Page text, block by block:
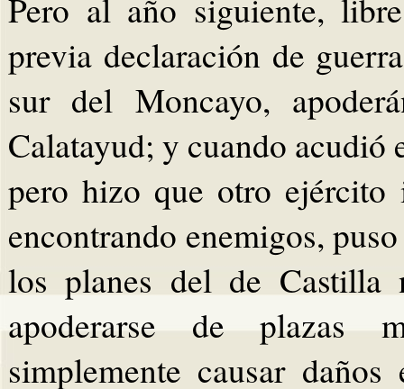
Pero al año siguiente,
previa declaración de
sur del Moncayo,
Calatayud; y cuando acudió
pero hizo que otro ejército
encontrando enemigos,
los planes del de Castilla
apoderarse de plazas
simplemente causar